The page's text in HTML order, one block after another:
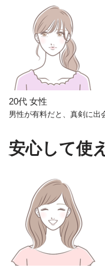
20代 女性
男性が有料だと、真剣に出
安心して使